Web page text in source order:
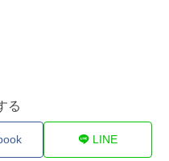
る
LINE